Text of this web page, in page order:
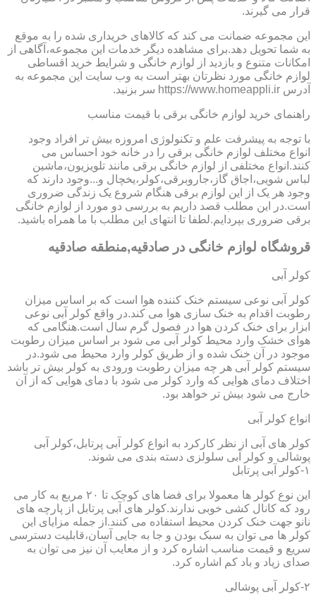
قرار می گیرند.
این مجموعه ضمانت می کند که کالاهای خریداری شده را به موقع
به شما تحویل دهد.برای مشاهده دیگر خدمات این مجموعه،آگاهی از
امکانات متنوع و بازدید از لوازم خانگی و شرایط خرید اقساطی
لوازم خانگی مورد نظرتان بهتر است به وب سایت این مجموعه به
آدرس https://www.homeappli.ir سر بزنید.
راهنمای خرید لوازم خانگی برقی با قیمت مناسب
با توجه به پیشرفت علم و تکنولوژی امروزه بیش تر افراد وجود
انواع مختلف لوازم خانگی برقی را در خانه خود احساس می
کنند.انواع مختلفی از لوازم خانگی برقی مانند تلویزیون،ماشین
لباس شویی،اجاق گاز،جاروبرقی،کولر،یخچال و...وجود دارند که
وجود هر یک از این لوازم برقی هنگام شروع یک زندگی ضروری
است.در این مطلب قصد داریم به بررسی دو مورد از لوازم خانگی
برقی ضروری بپردایم.لطفا تا انتهای این مطلب با ما همراه باشید.
قروشگاه لوازم خانگی در صادقیه,منطقه صادقیه
کولر آبی
کولر آبی نوعی سیستم خنک کننده هوا است که بر اساس میزان
رطوبت اقدام به خنک سازی هوا می کند.در واقع کولر آبی نوعی
ابزار برای خنک کردن هوا در فصول گرم سال است.هنگامی که
هوای خشک وارد محیط کولر آبی می شود بر اساس میزان رطوبت
موجود در آن خنک شده و از طریق کولر وارد محیط می شود.در
سیستم کولر آبی هر چه میزان رطوبت ورودی به کولر بیش تر باشد
اختلاف دمای هوایی که وارد کولر می شود با دمای هوایی که از آن
خارج می شود بیش تر خواهد بود.
انواع کولر آبی
کولر های آبی از نظر کارکرد به انواع کولر آبی پرتابل،کولر آبی
پوشالی و کولر آبی سلولزی دسته بندی می شوند.
۱-کولر آبی پرتابل
این نوع کولر ها معمولا برای فضا های کوچک تا ۲۰ مربع به کار می
رود که کانال کشی خوبی ندارند.کولر های آبی پرتابل از پارچه های
نانو جهت خنک کردن محیط استفاده می کنند.از جمله مزایای این
کولر ها می توان به سبک بودن و جا به جایی آسان،قابلیت دسترسی
سریع و قیمت مناسب اشاره کرد و از معایب آن نیز می توان به
صدای زیاد و باد کم اشاره کرد.
۲-کولر آبی پوشالی